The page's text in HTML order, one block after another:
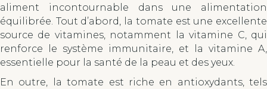
aliment incontournable dans une alimentation
équilibrée. Tout d’abord, la tomate est une excellente
source de vitamines, notamment la vitamine C, qui
renforce le système immunitaire, et la vitamine A,
essentielle pour la santé de la peau et des yeux.
En outre, la tomate est riche en antioxydants, tels